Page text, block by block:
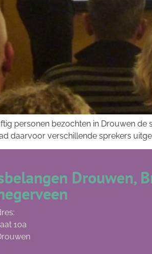
personen bezochten in Drouwen
daarvoor verschillende sprekers
Drouwen,
10a